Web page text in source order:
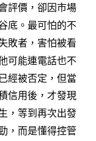
評價，卻因市場
底。最可怕的不
敗者，害怕被看
可能連電話也不
經被否定，但當
信用後，才發現
，等到再次出發
，而是懂得控管